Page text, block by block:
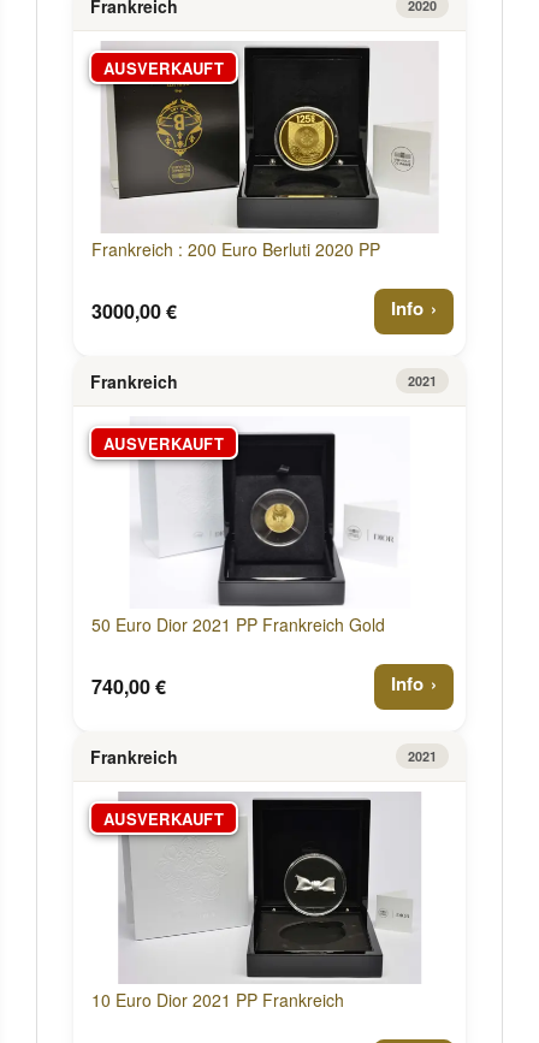
Frankreich 2020
AUSVERKAUFT
Frankreich : 200 Euro Berluti 2020 PP
3000,00 € Info
Frankreich 2021
AUSVERKAUFT
50 Euro Dior 2021 PP Frankreich Gold
740,00 € Info
Frankreich 2021
AUSVERKAUFT
10 Euro Dior 2021 PP Frankreich